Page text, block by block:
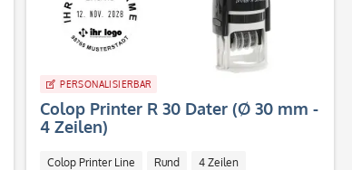
PERSONALISIERBAR
Colop Printer R 30 Dater (Ø 30 mm -
4 Zeilen)
Colop Printer Line Rund 4 Zeilen